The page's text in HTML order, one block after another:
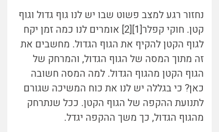
נחזור רגע למצב פשוט שבו יש לנו גוף גדול וגוף
קטן. חוקי קפלר[1][2] אומרים לנו כמה זמן יקח
לגוף הקטן להקיף את הגוף הגדול. מחשבים את
זה מתוך המסה של הגוף הגדול, והמרחק של
הגוף הקטן מהגוף הגדול. למה המסה חשובה
כאן? כי בגללה יש לנו את כוח המשיכה שגורם
לתנועת ההקפה של הגוף הקטן. ככל שנתרחק
מהגוף הגדול, כך משך ההקפה יגדל.